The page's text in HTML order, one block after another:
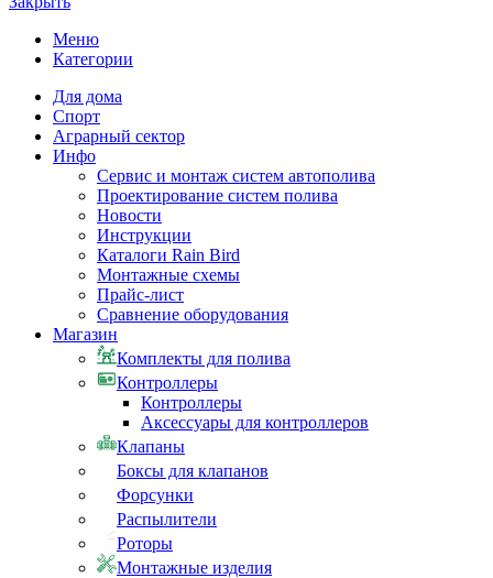
Меню
Категории
Для дома
Спорт
Аграрный сектор
Инфо
Сервис и монтаж систем автополива
Проектирование систем полива
Новости
Инструкции
Каталоги Rain Bird
Монтажные схемы
Прайс-лист
Сравнение оборудования
Магазин
Комплекты для полива
Контроллеры
Контроллеры
Аксессуары для контроллеров
Клапаны
Боксы для клапанов
Форсунки
Распылители
Роторы
Монтажные изделия